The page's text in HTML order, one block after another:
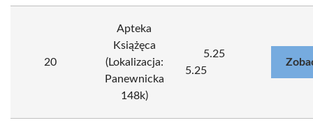
20
Apteka
Książęca
(Lokalizacja:
Panewnicka
148k)
5.25
5.25